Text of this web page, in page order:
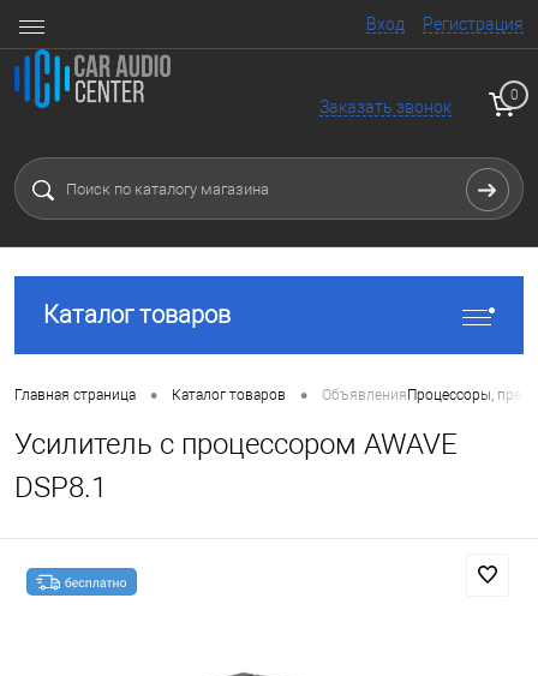
Вход Регистрация
Заказать звонок
0
Каталог товаров
Главная страница • Каталог товаров • ОбъявленияПроцессоры,
Усилитель с процессором AWAVE
DSP8.1